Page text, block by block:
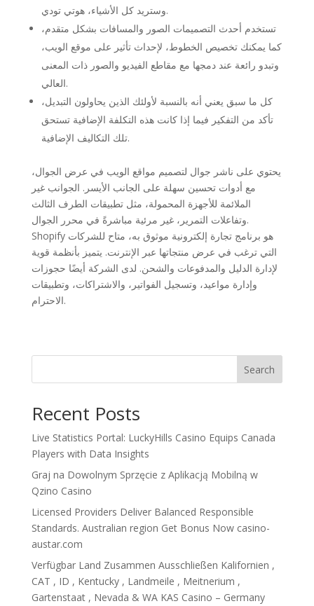
وستريد كل الأشياء، هوتي تودي.
تستخدم أحدث التصميمات الصور والمسافات بشكل متقدم،
كما يمكنك تخصيص الخطوط، لإحداث تأثير على موقع الويب،
وتبدو رائعة عند دمجها مع مقاطع الفيديو والصور ذات المعنى
العالي.
كل ما سبق يعني أنه بالنسبة لأولئك الذين يحاولون التبديل،
تأكد من التفكير فيما إذا كانت هذه التكلفة الإضافية تستحق
تلك التكاليف الإضافية.
يحتوي على ناشر جوال لتصميم مواقع الويب في عرض الجوال،
مع أدوات تحسين سهلة على الجانب الأيسر. الجوانب غير
الملائمة للأجهزة المحمولة، مثل تطبيقات الطرف الثالث
وتفاعلات التمرير، غير مرئية مباشرةً في محرر الجوال.
Shopify هو برنامج تجارة إلكترونية موثوق به، متاح للشركات
التي ترغب في عرض منتجاتها عبر الإنترنت. يتميز بأنظمة قوية
لإدارة الدليل والمدفوعات والشحن. لدى الشركة أيضًا حجوزات
وإدارة مواعيد، وتسجيل الفواتير، والاشتراكات، وتطبيقات
الاحترام.
Search
Recent Posts
Live Statistics Portal: LuckyHills Casino Equips Canada
Players with Data Insights
Graj na Dowolnym Sprzęcie z Aplikacją Mobilną w
Qzino Casino
Licensed Providers Deliver Balanced Responsible
Standards. Australian region Get Bonus Now casino-
austar.com
Verfügbar Land Zusammen Ausschließen Kalifornien ,
CAT , ID , Kentucky , Landmeile , Meitnerium ,
Gartenstaat , Nevada & WA KAS Casino – Germany